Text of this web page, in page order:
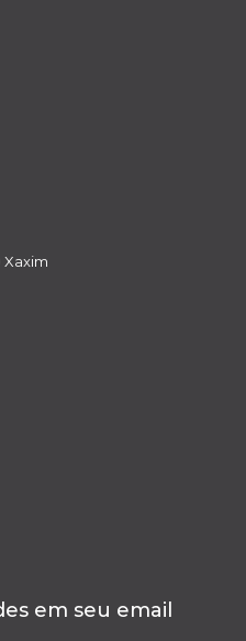
Xaxim
em seu email